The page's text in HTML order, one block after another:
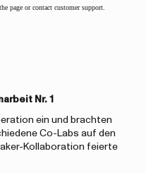
page or contact customer support.
Nr. 1
ein und brachten
Co-Labs auf den
Kollaboration feierte